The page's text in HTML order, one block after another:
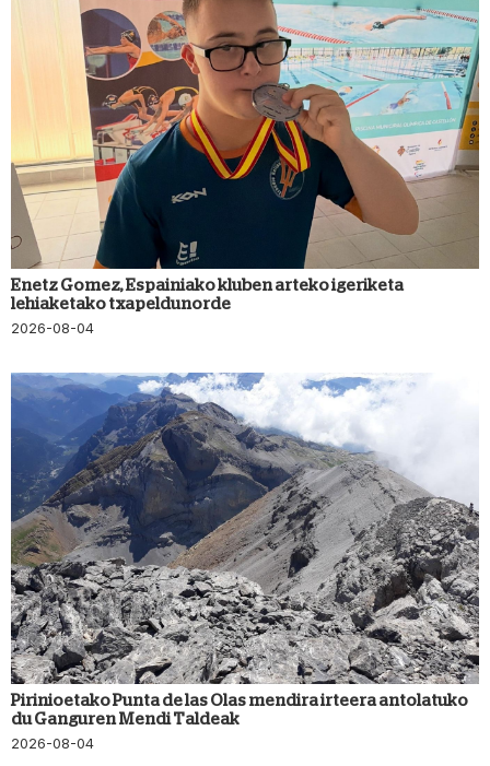
Enetz Gomez, Espainiako kluben arteko igeriketa
lehiaketako txapeldunorde
2026-08-04
Pirinioetako Punta de las Olas mendira irteera antolatuko
du Ganguren Mendi Taldeak
2026-08-04